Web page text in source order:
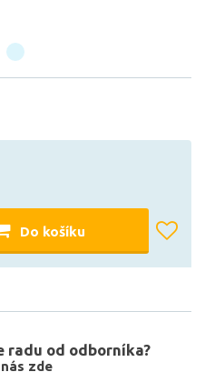
Do košíku
radu od odborníka?
zde